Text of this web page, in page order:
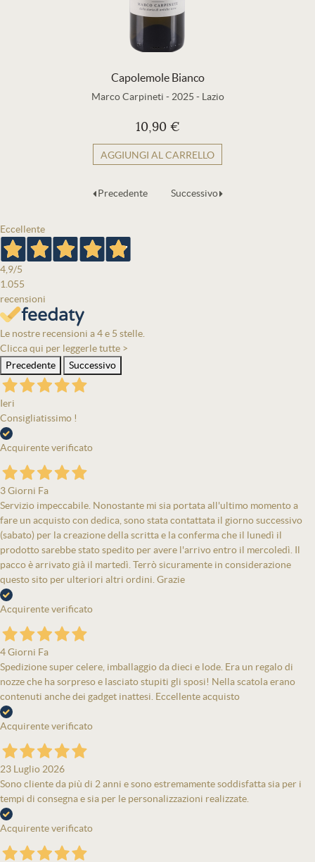
Capolemole Bianco
Marco Carpineti - 2025 - Lazio
10,90 €
AGGIUNGI AL CARRELLO
Precedente Successivo
Eccellente
4,9/5
1.055
recensioni
Le nostre recensioni a 4 e 5 stelle.
Clicca qui per leggerle tutte >
Precedente
Successivo
Ieri
Consigliatissimo !
Acquirente verificato
3 Giorni Fa
Servizio impeccabile. Nonostante mi sia portata all'ultimo momento a
fare un acquisto con dedica, sono stata contattata il giorno successivo
(sabato) per la creazione della scritta e la conferma che il lunedì il
prodotto sarebbe stato spedito per avere l'arrivo entro il mercoledì. Il
pacco è arrivato già il martedì. Terrò sicuramente in considerazione
questo sito per ulteriori altri ordini. Grazie
Acquirente verificato
4 Giorni Fa
Spedizione super celere, imballaggio da dieci e lode. Era un regalo di
nozze che ha sorpreso e lasciato stupiti gli sposi! Nella scatola erano
contenuti anche dei gadget inattesi. Eccellente acquisto
Acquirente verificato
23 Luglio 2026
Sono cliente da più di 2 anni e sono estremamente soddisfatta sia per i
tempi di consegna e sia per le personalizzazioni realizzate.
Acquirente verificato